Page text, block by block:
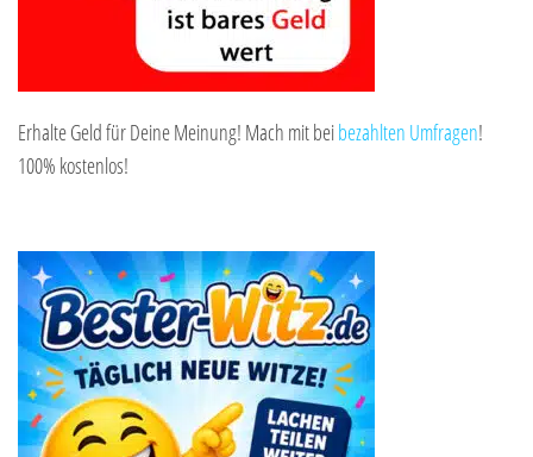
Erhalte Geld für Deine Meinung! Mach mit beibezahlten Umfragen!
100% kostenlos!